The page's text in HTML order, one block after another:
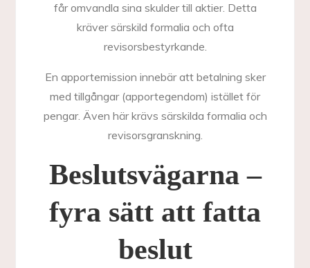
får omvandla sina skulder till aktier. Detta
kräver särskild formalia och ofta
revisorsbestyrkande.
En apportemission innebär att betalning sker
med tillgångar (apportegendom) istället för
pengar. Även här krävs särskilda formalia och
revisorsgranskning.
Beslutsvägarna –
fyra sätt att fatta
beslut